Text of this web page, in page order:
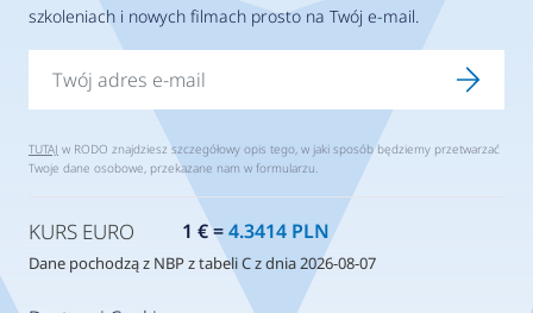
szkoleniach i nowych filmach prosto na Twój e-mail.
TUTAJ w RODO znajdziesz szczegółowy opis tego, w jaki sposób będziemy przetwarzać
Twoje dane osobowe, przekazane nam w formularzu.
KURS EURO 1 € =4.3414 PLN
Dane pochodzą z NBP z tabeli C z dnia 2026-08-07